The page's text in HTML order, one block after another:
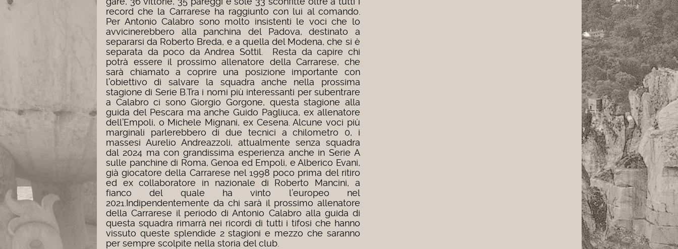
record che la Carrarese ha raggiunto con lui al comando.
Per Antonio Calabro sono molto insistenti le voci che lo
avvicinerebbero alla panchina del Padova, destinato a
separarsi da Roberto Breda, e a quella del Modena, che si è
separata da poco da Andrea Sottil. Resta da capire chi
potrà essere il prossimo allenatore della Carrarese, che
sarà chiamato a coprire una posizione importante con
l’obiettivo di salvare la squadra anche nella prossima
stagione di Serie B.Tra i nomi più interessanti per subentrare
a Calabro ci sono Giorgio Gorgone, questa stagione alla
guida del Pescara ma anche Guido Pagliuca, ex allenatore
dell’Empoli, o Michele Mignani, ex Cesena. Alcune voci più
marginali parlerebbero di due tecnici a chilometro 0, i
massesi Aurelio Andreazzoli, attualmente senza squadra
dal 2024 ma con grandissima esperienza anche in Serie A
sulle panchine di Roma, Genoa ed Empoli, e Alberico Evani,
già giocatore della Carrarese nel 1998 poco prima del ritiro
ed ex collaboratore in nazionale di Roberto Mancini, a
fianco del quale ha vinto l’europeo nel
2021. Indipendentemente da chi sarà il prossimo allenatore
della Carrarese il periodo di Antonio Calabro alla guida di
questa squadra rimarrà nei ricordi di tutti i tifosi che hanno
vissuto queste splendide 2 stagioni e mezzo che saranno
per sempre scolpite nella storia del club.